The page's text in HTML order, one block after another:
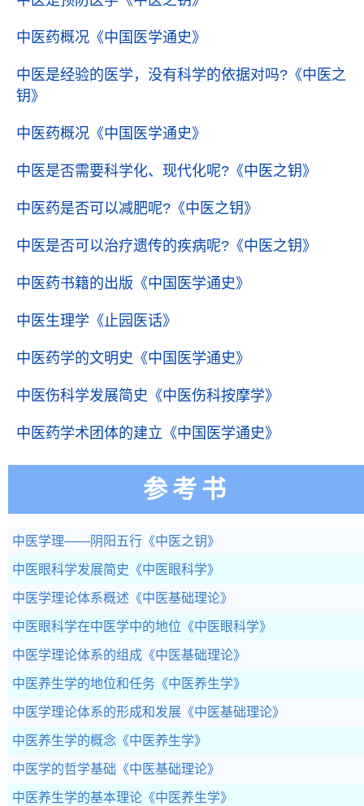
中医药概况 《中国医学通史》
中医是经验的医学，没有科学的依据对吗? 《中医之
钥》
中医药概况 《中国医学通史》
中医是否需要科学化、现代化呢? 《中医之钥》
中医药是否可以减肥呢? 《中医之钥》
中医是否可以治疗遗传的疾病呢? 《中医之钥》
中医药书籍的出版 《中国医学通史》
中医生理学 《止园医话》
中医药学的文明史 《中国医学通史》
中医伤科学发展简史 《中医伤科按摩学》
中医药学术团体的建立 《中国医学通史》
参考书
中医学理——阴阳五行 《中医之钥》
中医眼科学发展简史 《中医眼科学》
中医学理论体系概述 《中医基础理论》
中医眼科学在中医学中的地位 《中医眼科学》
中医学理论体系的组成 《中医基础理论》
中医养生学的地位和任务 《中医养生学》
中医学理论体系的形成和发展 《中医基础理论》
中医养生学的概念 《中医养生学》
中医学的哲学基础 《中医基础理论》
中医养生学的基本理论 《中医养生学》